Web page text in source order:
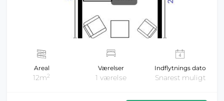
Areal
12m2
Værelser
1 værelse
Indflytnings dato
Snarest muligt